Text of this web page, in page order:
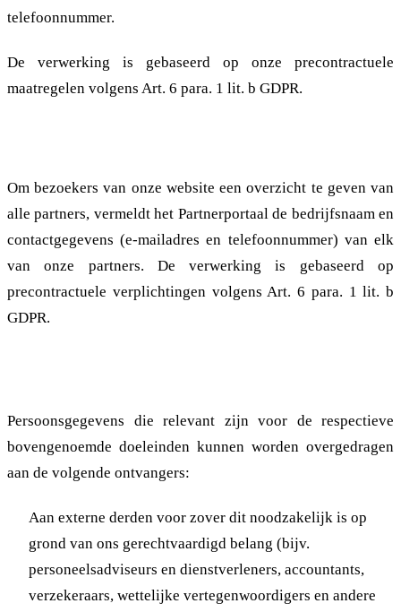
telefoonnummer.
De verwerking is gebaseerd op onze precontractuele
maatregelen volgens Art. 6 para. 1 lit. b GDPR.
Om bezoekers van onze website een overzicht te geven van
alle partners, vermeldt het Partnerportaal de bedrijfsnaam en
contactgegevens (e-mailadres en telefoonnummer) van elk
van onze partners. De verwerking is gebaseerd op
precontractuele verplichtingen volgens Art. 6 para. 1 lit. b
GDPR.
Persoonsgegevens die relevant zijn voor de respectieve
bovengenoemde doeleinden kunnen worden overgedragen
aan de volgende ontvangers:
Aan externe derden voor zover dit noodzakelijk is op
grond van ons gerechtvaardigd belang (bijv.
personeelsadviseurs en dienstverleners, accountants,
verzekeraars, wettelijke vertegenwoordigers en andere